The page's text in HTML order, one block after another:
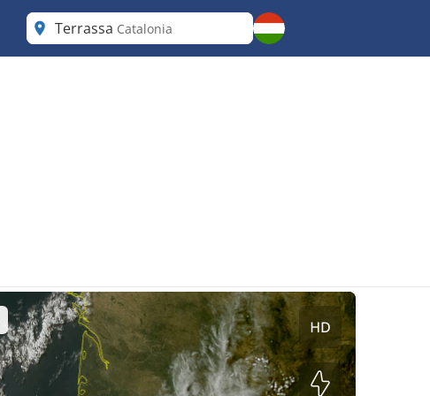
Terrassa Catalonia